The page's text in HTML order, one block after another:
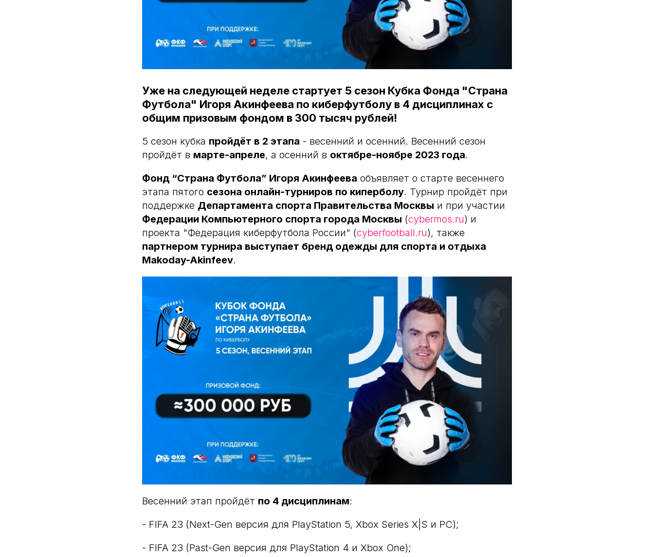
Уже на следующей неделе стартует 5 сезон Кубка Фонда "Страна
Футбола" Игоря Акинфеева по киберфутболу в 4 дисциплинах с
общим призовым фондом в 300 тысяч рублей!
5 сезон кубка пройдёт в 2 этапа - весенний и осенний. Весенний сезон
пройдёт в марте-апреле, а осенний в октябре-ноябре 2023 года.
Фонд “Страна Футбола” Игоря Акинфеева объявляет о старте весеннего
этапа пятого сезона онлайн-турниров по киперболу. Турнир пройдёт при
поддержке Департамента спорта Правительства Москвы и при участии
Федерации Компьютерного спорта города Москвы (cybermos.ru) и
проекта "Федерация киберфутбола России" (cyberfootball.ru), также
партнером турнира выступает бренд одежды для спорта и отдыха
Makoday-Akinfeev.
Весенний этап пройдёт по 4 дисциплинам:
- FIFA 23 (Next-Gen версия для PlayStation 5, Xbox Series X|S и PC);
- FIFA 23 (Past-Gen версия для PlayStation 4 и Xbox One);